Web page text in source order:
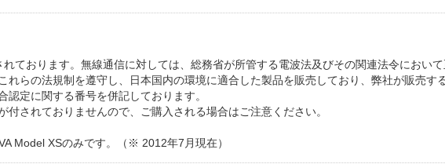
ております。無線通信に対しては、総務省が所管する電波法及びその関連法令におい
れらの法規制を遵守し、日本国内の環境に適合した製品を販売しており、弊社が販売す
定に関する番号を併記しております。
されておりませんので、ご購入される場合はご注意ください。
Model XSのみです。（※ 2012年7月現在）